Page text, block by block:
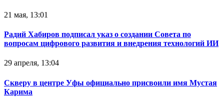
21 мая, 13:01
Радий Хабиров подписал указ о создании Совета по
вопросам цифрового развития и внедрения технологий ИИ
29 апреля, 13:04
Скверу в центре Уфы официально присвоили имя Мустая
Карима